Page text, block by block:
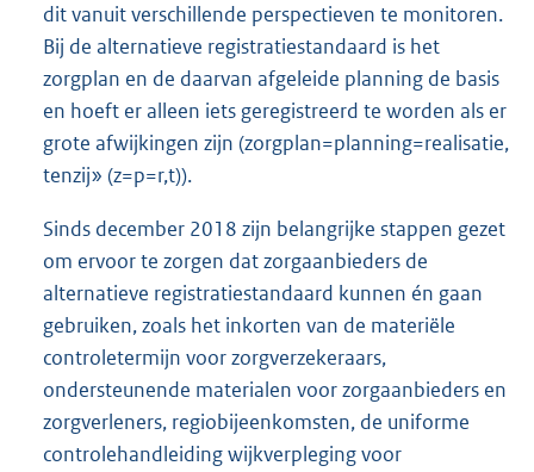
dit vanuit verschillende perspectieven te monitoren.
Bij de alternatieve registratiestandaard is het
zorgplan en de daarvan afgeleide planning de basis
en hoeft er alleen iets geregistreerd te worden als er
grote afwijkingen zijn (zorgplan=planning=realisatie,
tenzij» (z=p=r,t)).
Sinds december 2018 zijn belangrijke stappen gezet
om ervoor te zorgen dat zorgaanbieders de
alternatieve registratiestandaard kunnen én gaan
gebruiken, zoals het inkorten van de materiële
controletermijn voor zorgverzekeraars,
ondersteunende materialen voor zorgaanbieders en
zorgverleners, regiobijeenkomsten, de uniforme
controlehandleiding wijkverpleging voor